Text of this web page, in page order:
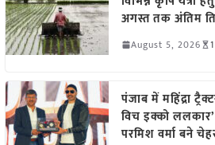
अगस्त तक अंतिम
August 5, 2026
पंजाब में महिंद्रा
विच इक्को
परमिश वर्मा बने